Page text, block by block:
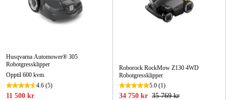
Husqvarna Automower® 305
Robotgressklipper
Opptil 600 kvm.
4.6 (5)
11 500 kr
Roborock RockMow Z130 4WD
Robotgressklipper
5.0 (1)
34 750 kr 35 769 kr